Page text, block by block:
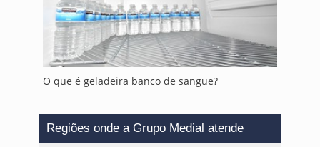
O que é geladeira banco de sangue?
Regiões onde a Grupo Medial atende